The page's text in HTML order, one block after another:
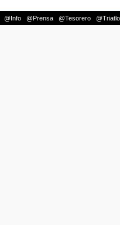
@Info @Prensa @Tesorero